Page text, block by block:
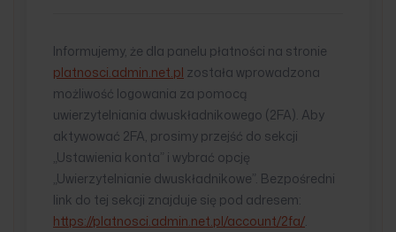
Informujemy, że dla panelu płatności na stronie
platnosci.admin.net.pl została wprowadzona
możliwość logowania za pomocą
uwierzytelniania dwuskładnikowego (2FA). Aby
aktywować 2FA, prosimy przejść do sekcji
„Ustawienia konta” i wybrać opcję
„Uwierzytelnianie dwuskładnikowe”. Bezpośredni
link do tej sekcji znajduje się pod adresem:
https://platnosci.admin.net.pl/account/2fa/